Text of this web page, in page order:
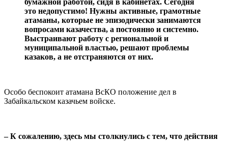
это недопустимо! Нужны активные, грамотные
атаманы, которые не эпизодически занимаются
вопросами казачества, а постоянно и системно.
Выстраивают работу с региональной и
муниципальной властью, решают проблемы
казаков, а не отстраняются от них.
Особо беспокоит атамана ВсКО положение дел в
Забайкальском казачьем войске.
– К сожалению, здесь мы столкнулись с тем, что действия